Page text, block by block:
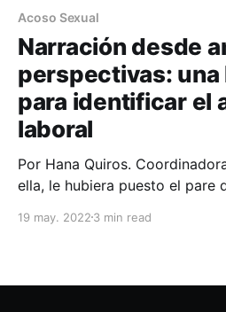
Acoso Sexual
Narración desde
perspectivas:
para identificar el
laboral
Por Hana Quiros. Coordinadora ELSA.
ella, le hubiera puesto el pare
callado si me hubiesen estado
escuchamos un relato de
19 may. 2022 3 min read